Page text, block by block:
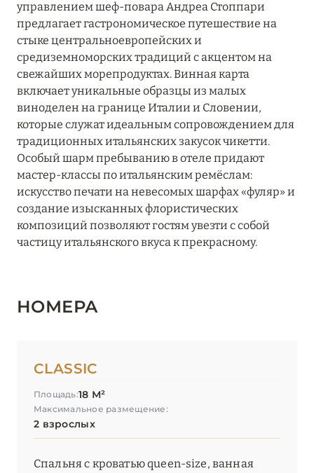
управлением шеф-повара Андреа Стоппари
предлагает гастрономическое путешествие на
стыке центральноевропейских и
средиземноморских традиций с акцентом на
свежайших морепродуктах. Винная карта
включает уникальные образцы из малых
виноделен на границе Италии и Словении,
которые служат идеальным сопровождением для
традиционных итальянских закусок чикетти.
Особый шарм пребыванию в отеле придают
мастер-классы по итальянским ремёслам:
искусство печати на невесомых шарфах «фуляр» и
создание изысканных флористических
композиций позволяют гостям увезти с собой
частицу итальянского вкуса к прекрасному.
НОМЕРА
CLASSIC
Площадь:18 М²
Максимальное размещение:
2 взрослых
Спальня с кроватью queen-size, ванная